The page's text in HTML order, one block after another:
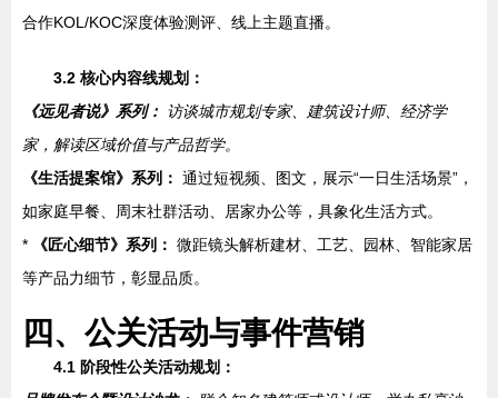
合作KOL/KOC深度体验测评、线上主题直播。
3.2 核心内容线规划：
《远见者说》系列： 访谈城市规划专家、建筑设计师、经济学
家，解读区域价值与产品哲学。
《生活提案馆》系列： 通过短视频、图文，展示“一日生活场景”，
如家庭早餐、周末社群活动、居家办公等，具象化生活方式。
*
《匠心细节》系列： 微距镜头解析建材、工艺、园林、智能家居
等产品力细节，彰显品质。
四、公关活动与事件营销
4.1 阶段性公关活动规划：